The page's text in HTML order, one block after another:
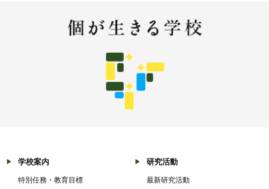
学校案内
特別任務・教育目標
研究活動
最新研究活動